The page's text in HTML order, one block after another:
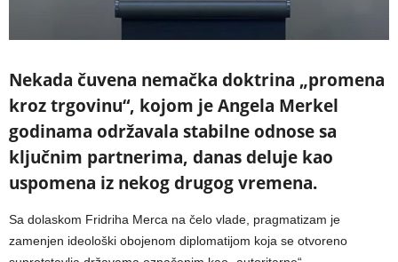
Nekada čuvena nemačka doktrina „promena
kroz trgovinu“, kojom je Angela Merkel
godinama održavala stabilne odnose sa
ključnim partnerima, danas deluje kao
uspomena iz nekog drugog vremena.
Sa dolaskom Fridriha Merca na čelo vlade, pragmatizam je
zamenjen ideološki obojenom diplomatijom koja se otvoreno